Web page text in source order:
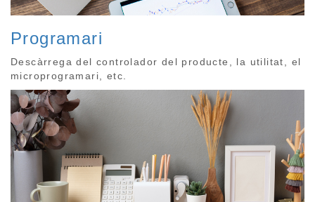
Programari
Descàrrega del controlador del producte, la utilitat, el
microprogramari, etc.